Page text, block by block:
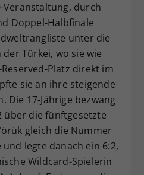
Veranstaltung, durch
Doppel-Halbfinale
unter die
Türkei, wo sie wie
Platz direkt im
sie an ihre steigende
Die 17-Jährige bezwang
über die fünftgesetzte
gleich die Nummer
legte danach ein 6:2,
Wildcard-Spielerin